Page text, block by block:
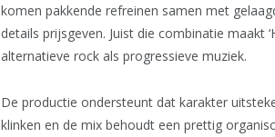
komen pakkende refreinen samen met
details prijsgeven. Juist die combinatie maakt
alternatieve rock als progressieve muziek.
De productie ondersteunt dat karakter
klinken en de mix behoudt een prettig